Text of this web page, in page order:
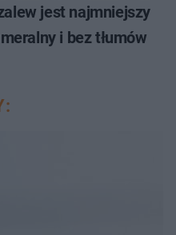
jest najmniejszy
i bez tłumów